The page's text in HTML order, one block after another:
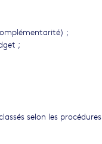
;
;
selon les procédures